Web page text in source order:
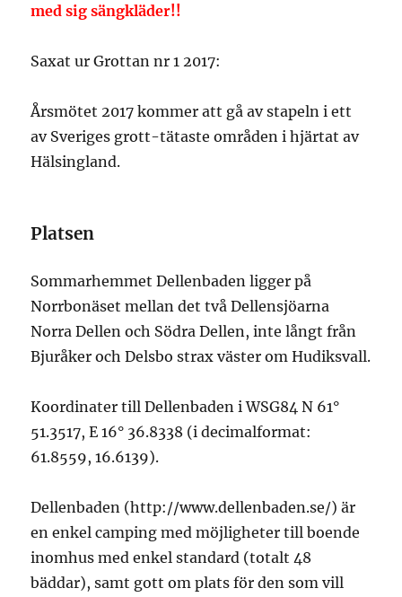
med sig sängkläder!!
Saxat ur Grottan nr 1 2017:
Årsmötet 2017 kommer att gå av stapeln i ett
av Sveriges grott-tätaste områden i hjärtat av
Hälsingland.
Platsen
Sommarhemmet Dellenbaden ligger på
Norrbonäset mellan det två Dellensjöarna
Norra Dellen och Södra Dellen, inte långt från
Bjuråker och Delsbo strax väster om Hudiksvall.
Koordinater till Dellenbaden i WSG84 N 61°
51.3517, E 16° 36.8338 (i decimalformat:
61.8559, 16.6139).
Dellenbaden (http://www.dellenbaden.se/) är
en enkel camping med möjligheter till boende
inomhus med enkel standard (totalt 48
bäddar), samt gott om plats för den som vill